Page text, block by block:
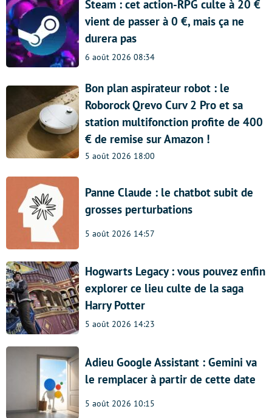
Steam : cet action-RPG culte à 20 €
vient de passer à 0 €, mais ça ne
durera pas
6 août 2026 08:34
Bon plan aspirateur robot : le
Roborock Qrevo Curv 2 Pro et sa
station multifonction profite de 400
€ de remise sur Amazon !
5 août 2026 18:00
Panne Claude : le chatbot subit de
grosses perturbations
5 août 2026 14:57
Hogwarts Legacy : vous pouvez enfin
explorer ce lieu culte de la saga
Harry Potter
5 août 2026 14:23
Adieu Google Assistant : Gemini va
le remplacer à partir de cette date
5 août 2026 10:15